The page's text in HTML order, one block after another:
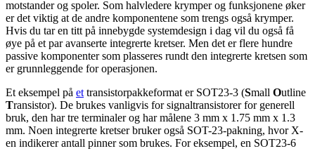
motstander og spoler. Som halvledere krymper og funksjonene øker
er det viktig at de andre komponentene som trengs også krymper.
Hvis du tar en titt på innebygde systemdesign i dag vil du også få
øye på et par avanserte integrerte kretser. Men det er flere hundre
passive komponenter som plasseres rundt den integrerte kretsen som
er grunnleggende for operasjonen.
Et eksempel på et transistorpakkeformat er SOT23-3 (Small Outline
Transistor). De brukes vanligvis for signaltransistorer for generell
bruk, den har tre terminaler og har målene 3 mm x 1.75 mm x 1.3
mm. Noen integrerte kretser bruker også SOT-23-pakning, hvor X-
en indikerer antall pinner som brukes. For eksempel, en SOT23-6